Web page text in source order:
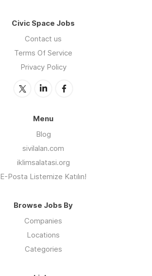
Civic Space Jobs
Contact us
Terms Of Service
Privacy Policy
Menu
Blog
sivilalan.com
iklimsalatasi.org
E-Posta Listemize Katılın!
Browse Jobs By
Companies
Locations
Categories